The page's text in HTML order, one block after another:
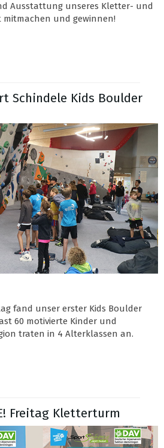
Ausstattung unseres Kletter- und
mitmachen und gewinnen!
Schindele Kids Boulder
fand unser erster Kids Boulder
60 motivierte Kinder und
traten in 4 Alterklassen an.
Freitag Kletterturm